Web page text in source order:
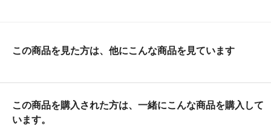
この商品を見た方は、他にこんな商品を見ています
この商品を購入された方は、一緒にこんな商品を購入して
います。